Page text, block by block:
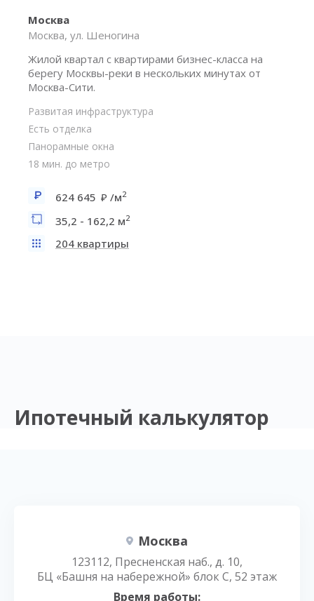
Москва
Москва, ул. Шеногина
Жилой квартал с квартирами бизнес-класса на
берегу Москвы-реки в нескольких минутах от
Москва-Сити.
Развитая инфраструктура
Есть отделка
Панорамные окна
18 мин. до метро
624 645 /м2
35,2 - 162,2 м2
204 квартиры
Ипотечный калькулятор
Москва
123112, Пресненская наб., д. 10,
БЦ «Башня на набережной» блок С, 52 этаж
Время работы: